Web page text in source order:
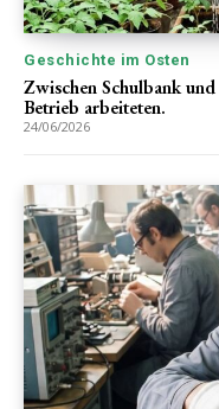
Geschichte im Osten
Zwischen Schulbank
Betrieb arbeiteten.
24/06/2026